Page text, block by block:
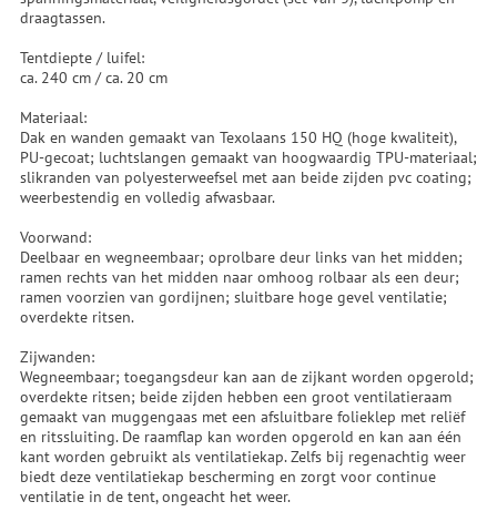
draagtassen.
Tentdiepte / luifel:
ca. 240 cm / ca. 20 cm
Materiaal:
Dak en wanden gemaakt van Texolaans 150 HQ (hoge kwaliteit),
PU-gecoat; luchtslangen gemaakt van hoogwaardig TPU-materiaal;
slikranden van polyesterweefsel met aan beide zijden pvc coating;
weerbestendig en volledig afwasbaar.
Voorwand:
Deelbaar en wegneembaar; oprolbare deur links van het midden;
ramen rechts van het midden naar omhoog rolbaar als een deur;
ramen voorzien van gordijnen; sluitbare hoge gevel ventilatie;
overdekte ritsen.
Zijwanden:
Wegneembaar; toegangsdeur kan aan de zijkant worden opgerold;
overdekte ritsen; beide zijden hebben een groot ventilatieraam
gemaakt van muggengaas met een afsluitbare folieklep met reliëf
en ritssluiting. De raamflap kan worden opgerold en kan aan één
kant worden gebruikt als ventilatiekap. Zelfs bij regenachtig weer
biedt deze ventilatiekap bescherming en zorgt voor continue
ventilatie in de tent, ongeacht het weer.